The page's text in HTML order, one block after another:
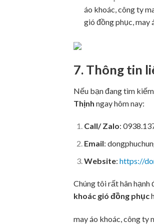
áo khoác, công ty
gió đồng phục, may
7. Thông tin
Nếu bạn đang tìm
Thịnh ngay hôm nay:
Call/ Zalo:
Email:
Website: https://
Chúng tôi rất hân hạnh
khoác gió đồng phục
may áo khoác, công ty